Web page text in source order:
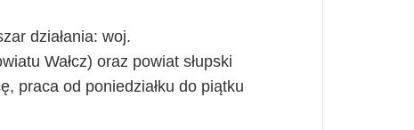
działania: woj.
Wałcz) oraz powiat słupski
praca od poniedziałku do piątku